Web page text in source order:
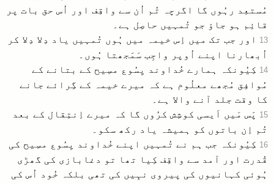
مُستعِد رہُوں گا اگرچہ تُم اُن سے واقِف اور اُس حق بات پر
قائِم ہو جاؤ جو تُمہیں حاصِل ہے۔
13 اور جب تک میں اِس خیمہ میں ہُوں تُمہیں یاد دِلا دِلا کر
اُبھارنا اپنے اُوپر واجِب سَمَجھتا ہُوں۔
14 کِیُونکہ ہمارے خُداوند یِسُوع مسِیح کے بتانے کے
مُوافِق مُجھے معلُوم ہے کہ میرے خیمہ کے گِرائے جانے
کا وقت جلد آنے والا ہے۔
15 پَس مَیں اَیسی کوشِش کرُوں گا کہ میرے اِنتِقال کے بعد
تُم اِن باتوں کو ہمیشہ یاد رکھ سکو۔
16 کِیُونکہ جب ہم نے تُمہیں اپنے خُداوند یِسُوع مسِیح کی
قُدرت اور آمد سے واقِف کِیا تھا تو دغابازی کی گھڑی
ہُوئی کہانیوں کی پیروی نہِیں کی تھی بلکہ خُود اُس کی